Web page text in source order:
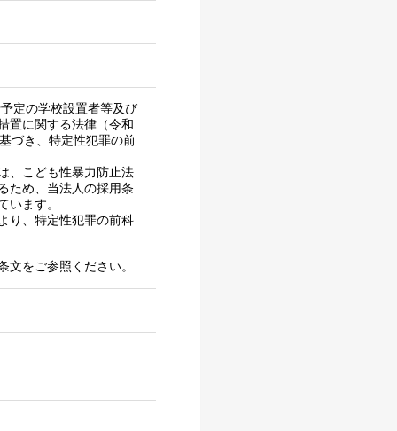
定の学校設置者等及び
置に関する法律（令和
づき、特定性犯罪の前
、こども性暴力防止法
ため、当法人の採用条
います。
り、特定性犯罪の前科
をご参照ください。